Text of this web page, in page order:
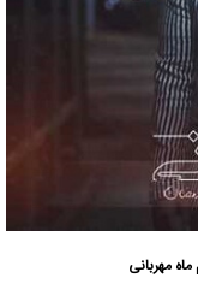
ماه مهربانی